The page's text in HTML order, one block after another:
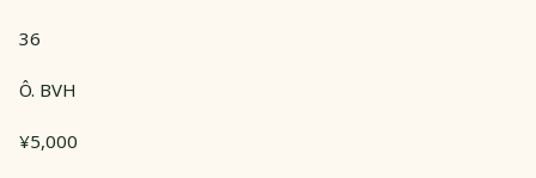
36
Ô. BVH
¥5,000